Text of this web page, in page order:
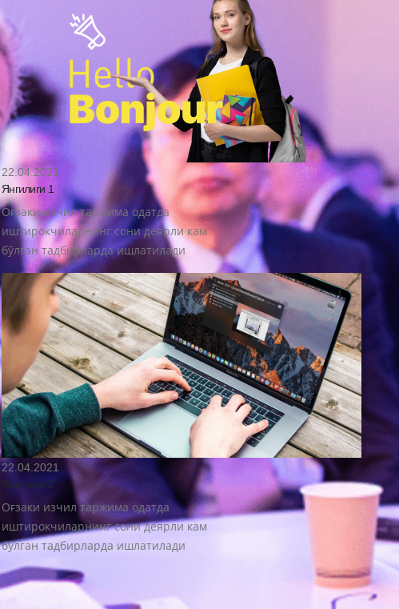
22.04.2021
Янгилиги 1
Оғзаки изчил таржима одатда
иштирокчиларнинг сони деярли кам
бўлган тадбирларда ишлатилади
22.04.2021
Янгилиги 2
Оғзаки изчил таржима одатда
иштирокчиларнинг сони деярли кам
бўлган тадбирларда ишлатилади
БАРЧА ЯНГИЛИКЛАР